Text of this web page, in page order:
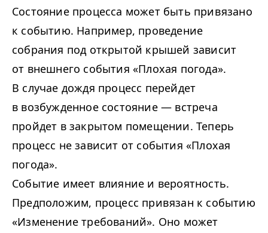
Состояние процесса может быть привязано
к событию. Например, проведение
собрания под открытой крышей зависит
от внешнего события «Плохая погода».
В случае дождя процесс перейдет
в возбужденное состояние — встреча
пройдет в закрытом помещении. Теперь
процесс не зависит от события «Плохая
погода».
Событие имеет влияние и вероятность.
Предположим, процесс привязан к событию
«Изменение требований». Оно может